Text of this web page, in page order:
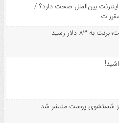
۲.۷ برای اینترنت بین‌الملل صحت دارد؟ /
۸۳ دلار رسید
شستشوی پوست منتشر شد